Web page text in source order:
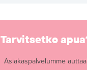
Tarvitsetko
Asiakaspalvelumme